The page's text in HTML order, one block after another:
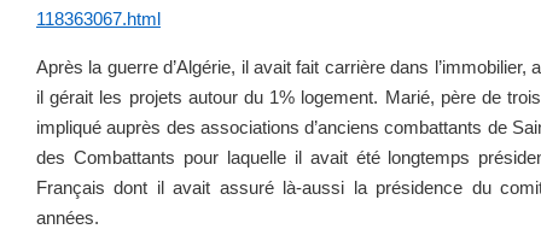
118363067.html
Après la guerre d’Algérie, il avait fait carrière dans l’immobilier,
il gérait les projets autour du 1% logement. Marié, père de
impliqué auprès des associations d’anciens combattants de
des Combattants pour laquelle il avait été longtemps
Français dont il avait assuré là-aussi la présidence du
années.